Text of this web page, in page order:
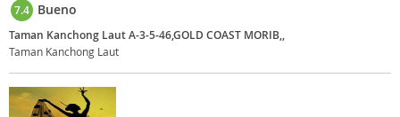
7.4 Bueno
Taman Kanchong Laut A-3-5-46,GOLD COAST MORIB,,
Taman Kanchong Laut